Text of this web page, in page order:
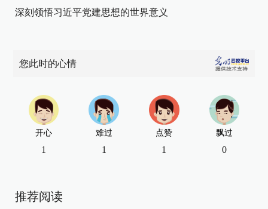
深刻领悟习近平党建思想的世界意义
您此时的心情
开心
1
难过
1
点赞
1
飘过
0
推荐阅读